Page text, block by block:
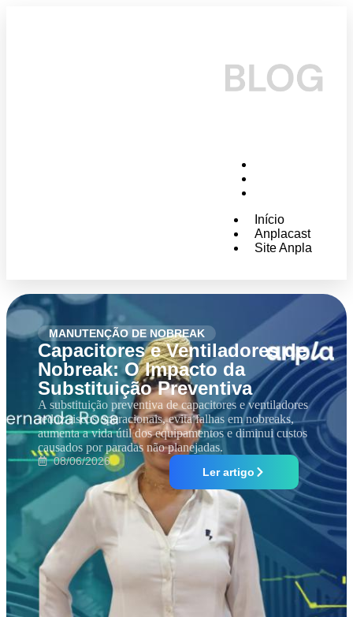
Início
Anplacast
Site Anpla
MANUTENÇÃO DE NOBREAK
Capacitores e Ventiladores de
Nobreak: O Impacto da
Substituição Preventiva
A substituição preventiva de capacitores e ventiladores
reduz riscos operacionais, evita falhas em nobreaks,
aumenta a vida útil dos equipamentos e diminui custos
causados por paradas não planejadas.
08/06/2026
Ler artigo